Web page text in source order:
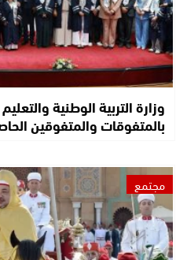
وزارة التربية الوطنية
بالمتفوقات والمتفوقين
مجتمع